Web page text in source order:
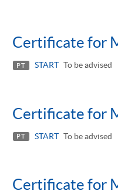
Certificate for
PT START To be advised
Certificate for
PT START To be advised
Certificate for